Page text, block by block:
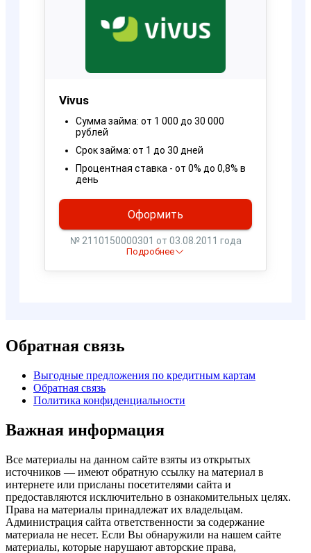
Обратная связь
Выгодные предложения по кредитным картам
Обратная связь
Политика конфиденциальности
Важная информация
Все материалы на данном сайте взяты из открытых
источников — имеют обратную ссылку на материал в
интернете или присланы посетителями сайта и
предоставляются исключительно в ознакомительных целях.
Права на материалы принадлежат их владельцам.
Администрация сайта ответственности за содержание
материала не несет. Если Вы обнаружили на нашем сайте
материалы, которые нарушают авторские права,